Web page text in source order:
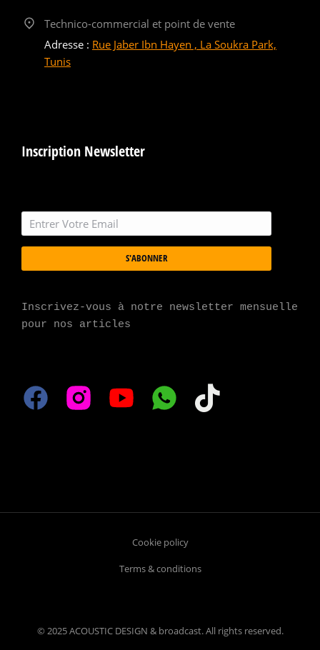
Technico-commercial et point de vente
Adresse : Rue Jaber Ibn Hayen , La Soukra Park,
Tunis
Inscription Newsletter
S'ABONNER
Inscrivez-vous à notre newsletter mensuelle
pour nos articles
© 2025 ACOUSTIC DESIGN & broadcast. All rights reserved.
Cookie policy
Terms & conditions